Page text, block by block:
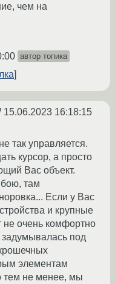
чем на
автор топика
15.06.2023 16:18:15
так управляется.
курсор, а просто
Вас объект.
там
Если у Вас
и крупные
очень комфортно
задумывалась под
элементам
тем не менее, мы